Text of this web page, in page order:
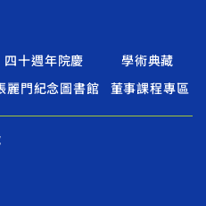
四十週年院慶
學術典藏
麗門紀念圖書館
董事課程專區